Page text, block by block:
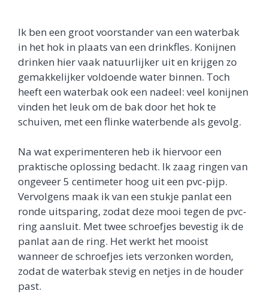
Ik ben een groot voorstander van een waterbak
in het hok in plaats van een drinkfles. Konijnen
drinken hier vaak natuurlijker uit en krijgen zo
gemakkelijker voldoende water binnen. Toch
heeft een waterbak ook een nadeel: veel konijnen
vinden het leuk om de bak door het hok te
schuiven, met een flinke waterbende als gevolg.
Na wat experimenteren heb ik hiervoor een
praktische oplossing bedacht. Ik zaag ringen van
ongeveer 5 centimeter hoog uit een pvc-pijp.
Vervolgens maak ik van een stukje panlat een
ronde uitsparing, zodat deze mooi tegen de pvc-
ring aansluit. Met twee schroefjes bevestig ik de
panlat aan de ring. Het werkt het mooist
wanneer de schroefjes iets verzonken worden,
zodat de waterbak stevig en netjes in de houder
past.